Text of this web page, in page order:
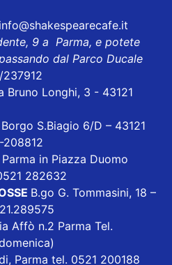
9 a Parma, e potete
dal Parco Ducale
Bruno Longhi, 3 - 43121
Borgo S.Biagio 6/D – 43121
208812
in Piazza Duomo
282632
B.go G. Tommasini, 18 –
Affò n.2 Parma Tel.
Parma tel. 0521 200188